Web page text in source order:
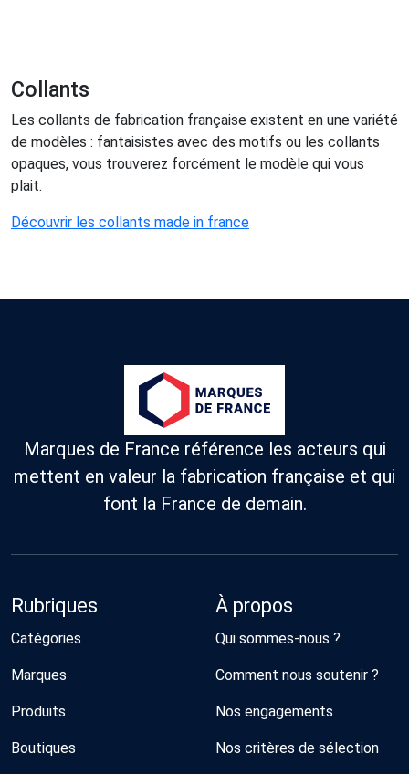
Collants
Les collants de fabrication française existent en une variété
de modèles : fantaisistes avec des motifs ou les collants
opaques, vous trouverez forcément le modèle qui vous
plait.
Découvrir les collants made in france
Marques de France référence les acteurs qui
mettent en valeur la fabrication française et qui
font la France de demain.
Rubriques
Catégories
Marques
Produits
Boutiques
À propos
Qui sommes-nous ?
Comment nous soutenir ?
Nos engagements
Nos critères de sélection